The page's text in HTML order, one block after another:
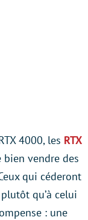
4000, les RTX
bien vendre des
qui céderont
qu’à celui
: une